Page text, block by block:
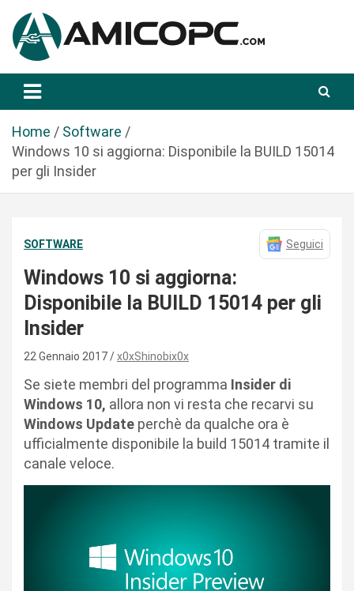
a
Amicopc.com
Home
Software
Windows 10 si aggiorna: Disponibile la BUILD 15014
per gli Insider
SOFTWARE Seguici
Windows 10 si aggiorna:
Disponibile la BUILD 15014 per gli
Insider
22 Gennaio 2017 x0xShinobix0x
Se siete membri del programma Insider di
Windows 10, allora non vi resta che recarvi su
Windows Update perchè da qualche ora è
ufficialmente disponibile la build 15014 tramite il
canale veloce.